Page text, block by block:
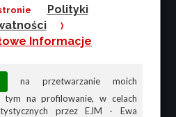
Polityki
)
Informacje
na przetwarzanie moich
tym na profilowanie, w celach
przez EJM - Ewa